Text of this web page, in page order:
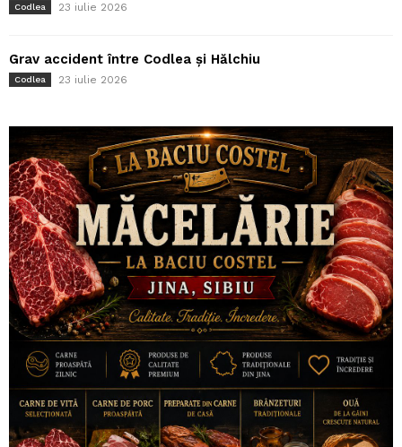
Codlea 23 iulie 2026
Grav accident între Codlea și Hălchiu
Codlea 23 iulie 2026